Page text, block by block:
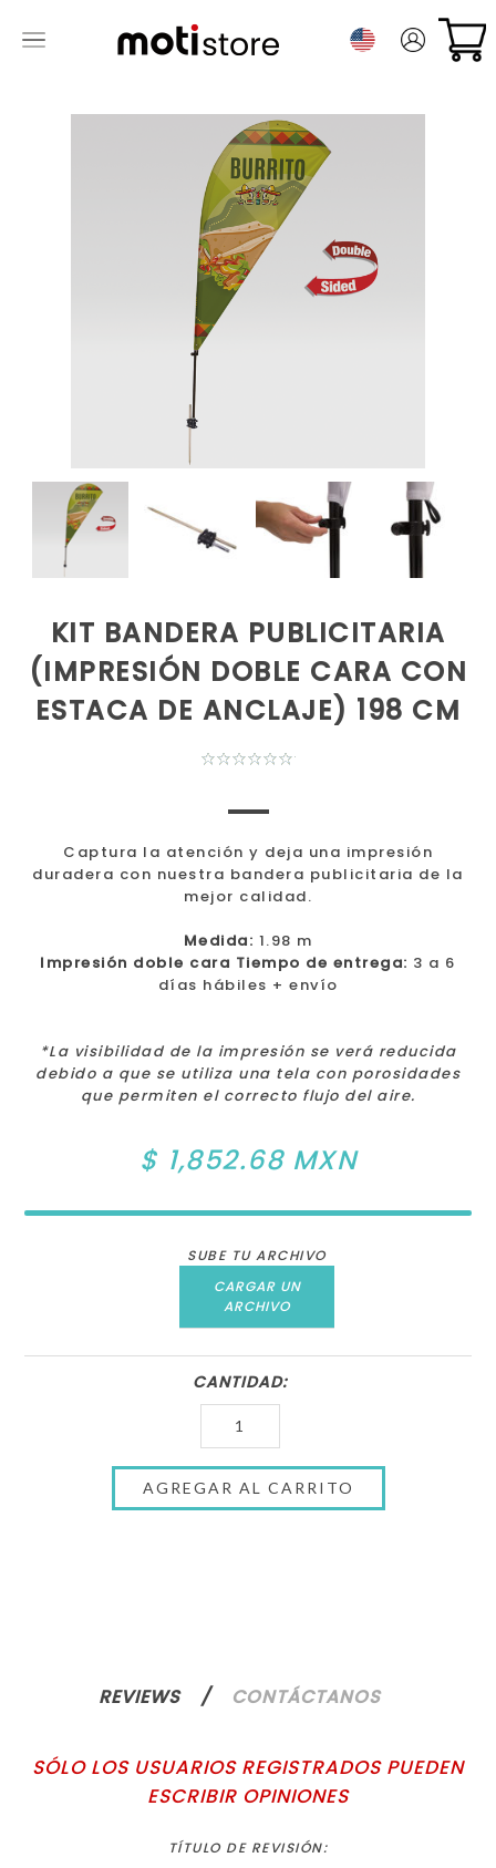
KIT BANDERA PUBLICITARIA
(IMPRESIÓN DOBLE CARA CON
ESTACA DE ANCLAJE) 198 CM
Captura la atención y deja una impresión
duradera con nuestra bandera publicitaria de la
mejor calidad.
Medida: 1.98 m
Impresión doble cara Tiempo de entrega: 3 a 6
días hábiles + envío
*La visibilidad de la impresión se verá reducida
debido a que se utiliza una tela con porosidades
que permiten el correcto flujo del aire.
$ 1,852.68 MXN
SUBE TU ARCHIVO
CARGAR UN
ARCHIVO
CANTIDAD:
REVIEWS CONTÁCTANOS
SÓLO LOS USUARIOS REGISTRADOS PUEDEN
ESCRIBIR OPINIONES
TÍTULO DE REVISIÓN: